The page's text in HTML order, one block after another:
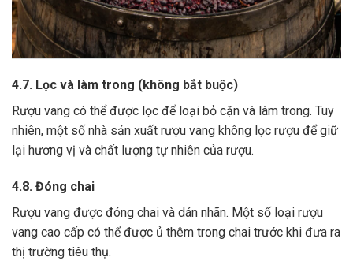
4.7. Lọc và làm trong (không bắt buộc)
Rượu vang có thể được lọc để loại bỏ cặn và làm trong. Tuy
nhiên, một số nhà sản xuất rượu vang không lọc rượu để giữ
lại hương vị và chất lượng tự nhiên của rượu.
4.8. Đóng chai
Rượu vang được đóng chai và dán nhãn. Một số loại rượu
vang cao cấp có thể được ủ thêm trong chai trước khi đưa ra
thị trường tiêu thụ.